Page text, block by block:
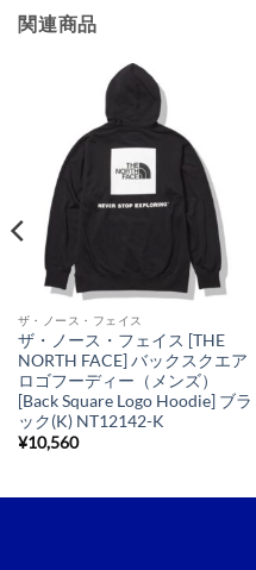
関連商品
ザ・ノース・フェイス
ザ・ノース・フェイス [THE
NORTH FACE] バックスクエア
ロゴフーディー（メンズ）
[Back Square Logo Hoodie] ブラ
ック(K) NT12142-K
¥10,560